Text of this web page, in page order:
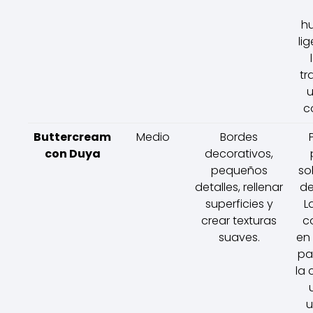
Buttercream
con Duya
Medio
Bordes
decorativos,
pequeños
detalles, rellenar
superficies y
crear texturas
suaves.
la